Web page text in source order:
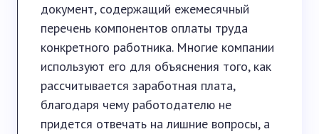
документ, содержащий ежемесячный
перечень компонентов оплаты труда
конкретного работника. Многие компании
используют его для объяснения того, как
рассчитывается заработная плата,
благодаря чему работодателю не
придется отвечать на лишние вопросы, а